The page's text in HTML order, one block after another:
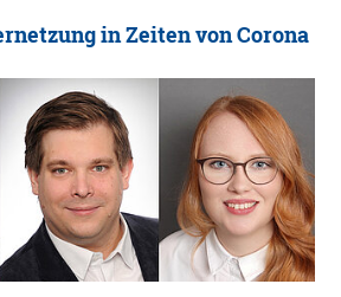
in Zeiten von Corona